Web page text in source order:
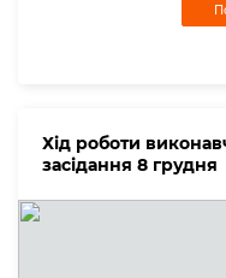
Хід роботи
засідання 8 грудня